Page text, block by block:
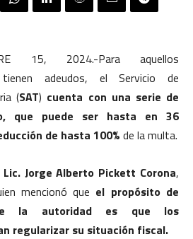
15, 2024.-Para aquellos
adeudos, el Servicio de
(SAT) cuenta con una serie de
que puede ser hasta en 36
de hasta 100% de la multa.
Lic. Jorge Alberto Pickett Corona,
mencionó que el propósito de
la autoridad es que los
regularizar su situación fiscal.